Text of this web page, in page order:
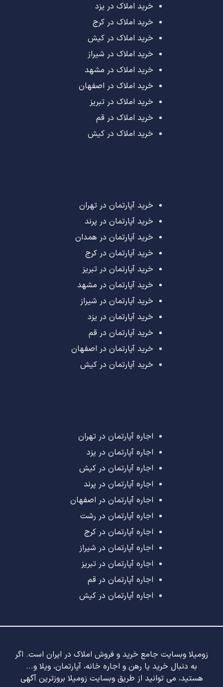
خرید املاک در یزد
خرید املاک در کرج
خرید املاک در کیش
خرید املاک در شیراز
خرید املاک در مشهد
خرید املاک در اصفهان
خرید املاک در تبریز
خرید املاک در قم
خرید املاک در کیش
خرید آپارتمان در تهران
خرید آپارتمان در پرند
خرید آپارتمان در همدان
خرید آپارتمان در کرج
خرید آپارتمان در تبریز
خرید آپارتمان در مشهد
خرید آپارتمان در شیراز
خرید آپارتمان در یزد
خرید آپارتمان در قم
خرید آپارتمان در اصفهان
خرید آپارتمان در کیش
اجاره آپارتمان در تهران
اجاره آپارتمان در یزد
اجاره آپارتمان در کیش
اجاره آپارتمان در پرند
اجاره آپارتمان در اصفهان
اجاره آپارتمان در رشت
اجاره آپارتمان در کرج
اجاره آپارتمان در شیراز
اجاره آپارتمان در تبریز
اجاره آپارتمان در قم
اجاره آپارتمان در کیش
زومیلا وبسایت جامع خرید و فروش املاک در ایران است. اگر
به دنبال خرید یا رهن و اجاره خانه، آپارتمان، ویلا و...
هستید، می توانید از طریق وبسایت زومیلا بروزترین آگهی